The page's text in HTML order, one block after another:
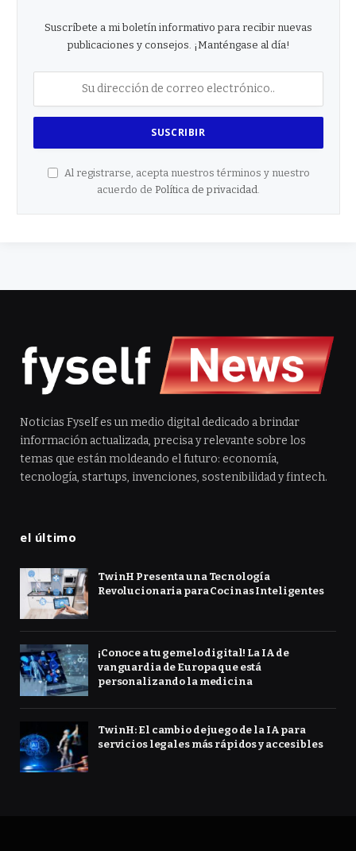
Suscríbete a mi boletín informativo para recibir nuevas
publicaciones y consejos. ¡Manténgase al día!
Al registrarse, acepta nuestros términos y nuestro
acuerdo de Política de privacidad
Noticias Fyself es un medio digital dedicado a brindar
información actualizada, precisa y relevante sobre los
temas que están moldeando el futuro: economía,
tecnología, startups, invenciones, sostenibilidad y fintech.
el último
TwinH Presenta una Tecnología
Revolucionaria para Cocinas Inteligentes
¡Conoce a tu gemelo digital! La IA de
vanguardia de Europa que está
personalizando la medicina
TwinH: El cambio de juego de la IA para
servicios legales más rápidos y accesibles